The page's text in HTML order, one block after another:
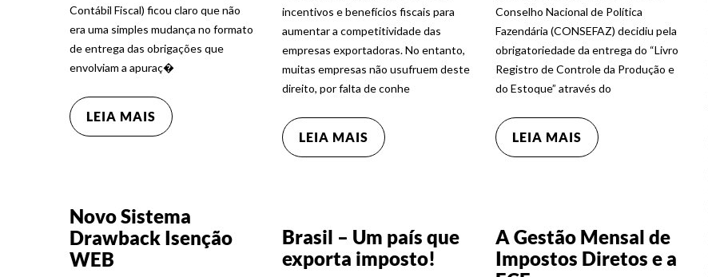
incentivos e benefícios fiscais para
aumentar a competitividade das
empresas exportadoras. No entanto,
muitas empresas não usufruem deste
direito, por falta de conhe
LEIA MAIS
Contábil Fiscal) ficou claro que não
era uma simples mudança no formato
de entrega das obrigações que
envolviam a apuraç�
LEIA MAIS
Conselho Nacional de Política
Fazendária (CONSEFAZ) decidiu pela
obrigatoriedade da entrega do “Livro
Registro de Controle da Produção e
do Estoque” através do
LEIA MAIS
Novo Sistema
Drawback Isenção
WEB
Brasil – Um país que
exporta imposto!
A Gestão Mensal de
Impostos Diretos e a